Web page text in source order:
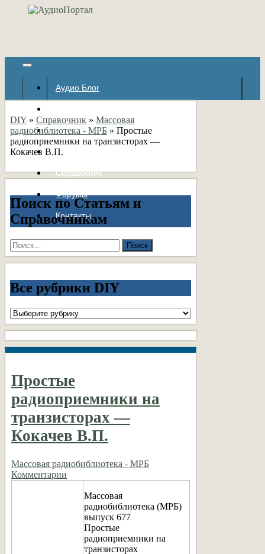
Аудио Блог
Авторские страницы
Статьи
Справочник
Форумы
Контакты
DIY » Справочник » Массовая
радиобиблиотека - МРБ » Простые
радиоприемники на транзисторах —
Кокачев В.П.
Поиск по Статьям и
Справочникам
Найти:
Все рубрики DIY
Все
рубрики
DIY
Простые
радиоприемники на
транзисторах —
Кокачев В.П.
Массовая радиобиблиотека - МРБ
Комментарии
Массовая
радиобиблиотека (МРБ)
выпуск 677
Простые
радиоприемники на
транзисторах